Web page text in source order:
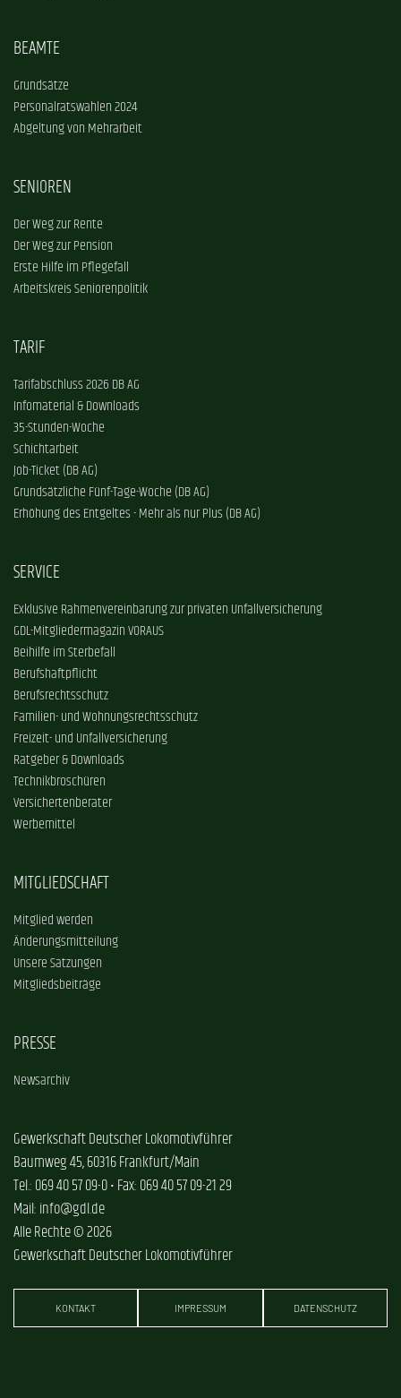
BEAMTE
Grundsätze
Personalratswahlen 2024
Abgeltung von Mehrarbeit
SENIOREN
Der Weg zur Rente
Der Weg zur Pension
Erste Hilfe im Pflegefall
Arbeitskreis Seniorenpolitik
TARIF
Tarifabschluss 2026 DB AG
Infomaterial & Downloads
35-Stunden-Woche
Schichtarbeit
Job-Ticket (DB AG)
Grundsätzliche Fünf-Tage-Woche (DB AG)
Erhöhung des Entgeltes - Mehr als nur Plus (DB AG)
SERVICE
Exklusive Rahmenvereinbarung zur privaten Unfallversicherung
GDL-Mitgliedermagazin VORAUS
Beihilfe im Sterbefall
Berufshaftpflicht
Berufsrechtsschutz
Familien- und Wohnungsrechtsschutz
Freizeit- und Unfallversicherung
Ratgeber & Downloads
Technikbroschüren
Versichertenberater
Werbemittel
MITGLIEDSCHAFT
Mitglied werden
Änderungsmitteilung
Unsere Satzungen
Mitgliedsbeiträge
PRESSE
Newsarchiv
Gewerkschaft Deutscher Lokomotivführer
Baumweg 45, 60316 Frankfurt/Main
Tel.: 069 40 57 09-0 • Fax: 069 40 57 09-21 29
Mail: info@gdl.de
Alle Rechte © 2026
Gewerkschaft Deutscher Lokomotivführer
KONTAKT IMPRESSUM DATENSCHUTZ